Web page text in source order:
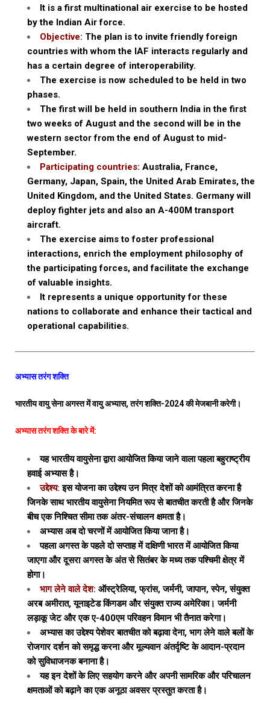
It is a first multinational air exercise to be hosted
by the Indian Air force.
Objective: The plan is to invite friendly foreign
countries with whom the IAF interacts regularly and
has a certain degree of interoperability.
The exercise is now scheduled to be held in two
phases.
The first will be held in southern India in the first
two weeks of August and the second will be in the
western sector from the end of August to mid-
September.
Participating countries: Australia, France,
Germany, Japan, Spain, the United Arab Emirates, the
United Kingdom, and the United States. Germany will
deploy fighter jets and also an A-400M transport
aircraft.
The exercise aims to foster professional
interactions, enrich the employment philosophy of
the participating forces, and facilitate the exchange
of valuable insights.
It represents a unique opportunity for these
nations to collaborate and enhance their tactical and
operational capabilities.
अभ्यास तरंग शक्ति
भारतीय वायु सेना अगस्त में वायु अभ्यास, तरंग शक्ति-2024 की मेजबानी करेगी।
अभ्यास तरंग शक्ति के बारे में:
यह भारतीय वायुसेना द्वारा आयोजित किया जाने वाला पहला बहुराष्ट्रीय
हवाई अभ्यास है।
उद्देश्य: इस योजना का उद्देश्य उन मित्र देशों को आमंत्रित करना है
जिनके साथ भारतीय वायुसेना नियमित रूप से बातचीत करती है और जिनके
बीच एक निश्चित सीमा तक अंतर-संचालन क्षमता है।
अभ्यास अब दो चरणों में आयोजित किया जाना है।
पहला अगस्त के पहले दो सप्ताह में दक्षिणी भारत में आयोजित किया
जाएगा और दूसरा अगस्त के अंत से सितंबर के मध्य तक पश्चिमी क्षेत्र में
होगा।
भाग लेने वाले देश: ऑस्ट्रेलिया, फ्रांस, जर्मनी, जापान, स्पेन, संयुक्त
अरब अमीरात, यूनाइटेड किंगडम और संयुक्त राज्य अमेरिका। जर्मनी
लड़ाकू जेट और एक ए-400एम परिवहन विमान भी तैनात करेगा।
अभ्यास का उद्देश्य पेशेवर बातचीत को बढ़ावा देना, भाग लेने वाले बलों के
रोजगार दर्शन को समृद्ध करना और मूल्यवान अंतर्दृष्टि के आदान-प्रदान
को सुविधाजनक बनाना है।
यह इन देशों के लिए सहयोग करने और अपनी सामरिक और परिचालन
क्षमताओं को बढ़ाने का एक अनूठा अवसर प्रस्तुत करता है।